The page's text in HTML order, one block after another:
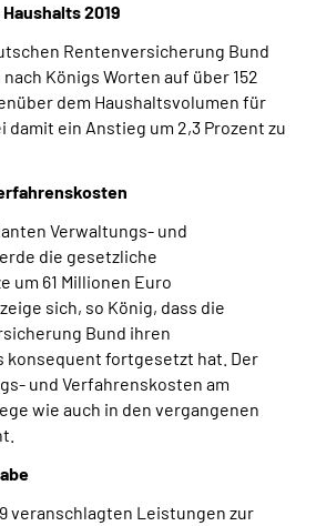
Mein Kundenportal
2019
Rentenversicherung Bund
Königs Worten auf über 152
dem Haushaltsvolumen für
damit ein Anstieg um 2,3 Prozent zu
Verwaltungs- und
die gesetzliche
um 61 Millionen Euro
sich, so König, dass die
Bund ihren
konsequent fortgesetzt hat. Der
und Verfahrenskosten am
wie auch in den vergangenen
veranschlagten Leistungen zur